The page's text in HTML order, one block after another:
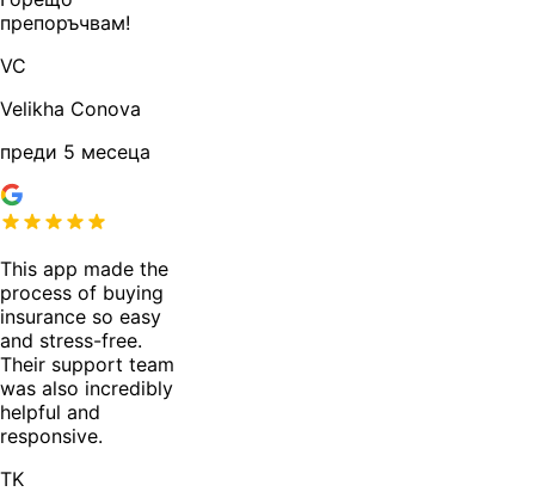
препоръчвам!
VC
Velikha Conova
преди 5 месеца
This app made the
process of buying
insurance so easy
and stress-free.
Their support team
was also incredibly
helpful and
responsive.
TK